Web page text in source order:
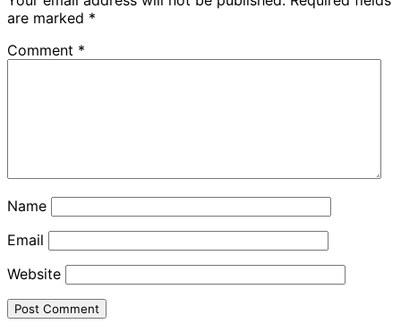
are marked *
Comment *
Name
Email
Website